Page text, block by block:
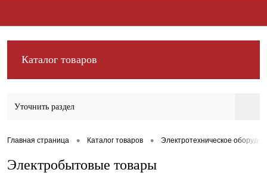
Каталог товаров
Уточнить раздел
Главная страница • Каталог товаров • Электротехническое
Электробытовые товары